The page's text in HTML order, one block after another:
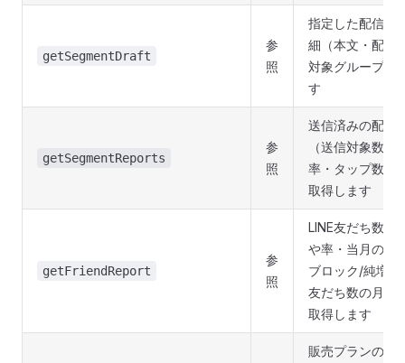
getSegmentDraft
参
照
指定した配信の
細（本文・配信
対象グループ）
す
getSegmentReports
参
照
送信済みの配信
（送信対象数・
率・タップ数や
取得します
getFriendReport
参
照
LINE友だち数・
や率・当月の友
ブロック/純増減
友だち数の月次
取得します
販売プランの継